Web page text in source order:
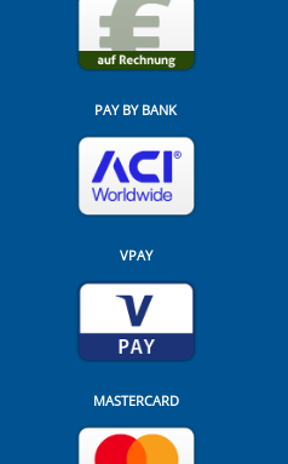
PAY BY BANK
VPAY
MASTERCARD